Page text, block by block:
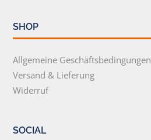
SHOP
Allgemeine Geschäftsbedingungen
Versand & Lieferung
Widerruf
SOCIAL